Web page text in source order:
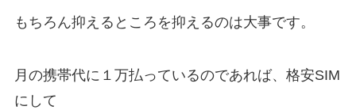
もちろん抑えるところを抑えるのは大事です。
月の携帯代に１万払っているのであれば、格安SIM
にして